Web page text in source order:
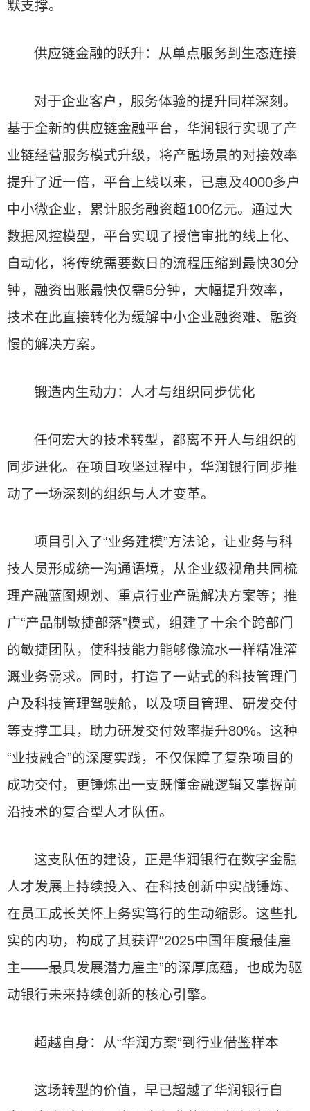
默支撑。
供应链金融的跃升：从单点服务到生态连接
对于企业客户，服务体验的提升同样深刻。
基于全新的供应链金融平台，华润银行实现了产
业链经营服务模式升级，将产融场景的对接效率
提升了近一倍，平台上线以来，已惠及4000多户
中小微企业，累计服务融资超100亿元。通过大
数据风控模型，平台实现了授信审批的线上化、
自动化，将传统需要数日的流程压缩到最快30分
钟，融资出账最快仅需5分钟，大幅提升效率，
技术在此直接转化为缓解中小企业融资难、融资
慢的解决方案。
锻造内生动力：人才与组织同步优化
任何宏大的技术转型，都离不开人与组织的
同步进化。在项目攻坚过程中，华润银行同步推
动了一场深刻的组织与人才变革。
项目引入了“业务建模”方法论，让业务与科
技人员形成统一沟通语境，从企业级视角共同梳
理产融蓝图规划、重点行业产融解决方案等；推
广“产品制敏捷部落”模式，组建了十余个跨部门
的敏捷团队，使科技能力能够像流水一样精准灌
溉业务需求。同时，打造了一站式的科技管理门
户及科技管理驾驶舱，以及项目管理、研发交付
等支撑工具，助力研发交付效率提升80%。这种
“业技融合”的深度实践，不仅保障了复杂项目的
成功交付，更锤炼出一支既懂金融逻辑又掌握前
沿技术的复合型人才队伍。
这支队伍的建设，正是华润银行在数字金融
人才发展上持续投入、在科技创新中实战锤炼、
在员工成长关怀上务实笃行的生动缩影。这些扎
实的内功，构成了其获评“2025中国年度最佳雇
主——最具发展潜力雇主”的深厚底蕴，也成为驱
动银行未来持续创新的核心引擎。
超越自身：从“华润方案”到行业借鉴样本
这场转型的价值，早已超越了华润银行自